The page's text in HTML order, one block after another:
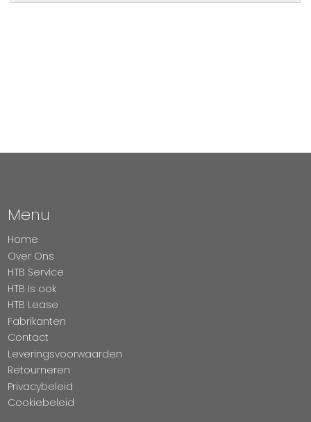
Menu
Home
Over Ons
HTB Service
HTB Is ook
HTB Lease
Fabrikanten
Contact
Leveringsvoorwaarden
Retourneren
Privacybeleid
Cookiebeleid